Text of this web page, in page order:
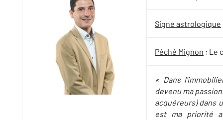
Signe astrologique
Péché Mignon : Le
« Dans
devenu ma
acquéreurs) dans
est ma priorité